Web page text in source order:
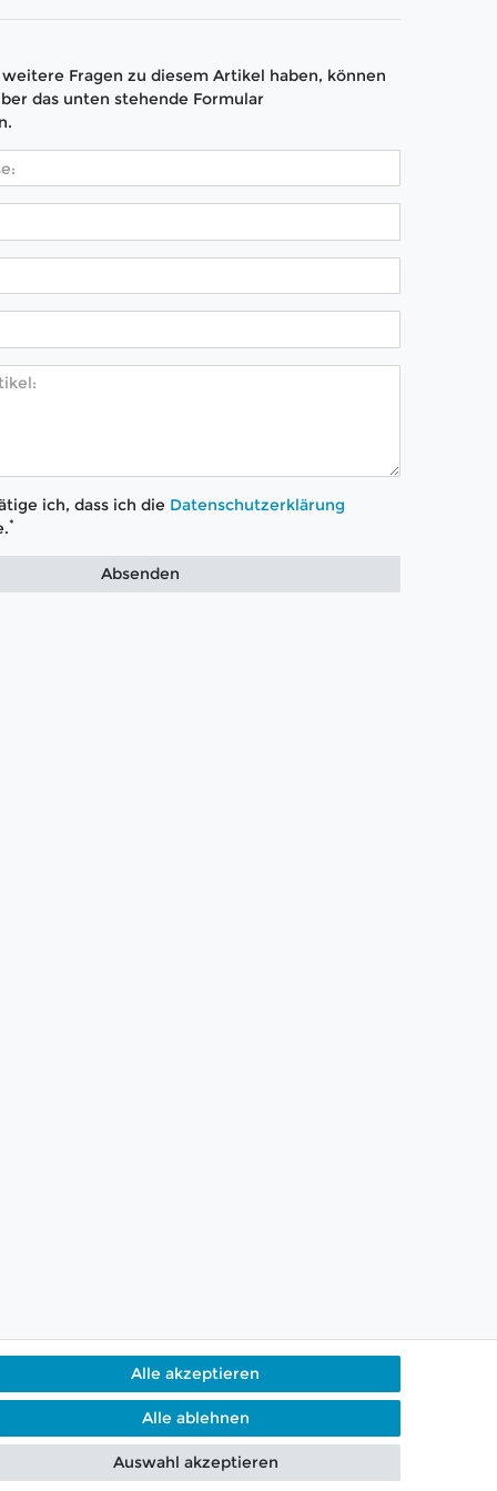
Fragen zu diesem Artikel haben, können
das unten stehende Formular
ich, dass ich die Daten­schutz­erklärung
*
Absenden
per Telefon & WhatsApp
Alle akzeptieren
Alle ablehnen
Auswahl akzeptieren